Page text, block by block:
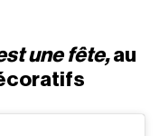
une fête,au